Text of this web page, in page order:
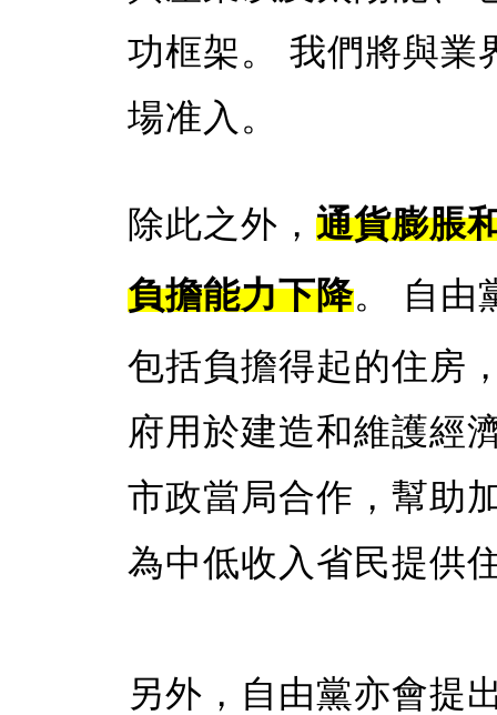
功框架。 我們將與業
場准入。
除此之外， 通貨膨脹
負擔能力下降。 自由
包括負擔得起的住房
府用於建造和維護經
市政當局合作，幫助
為中低收入省民提供
另外，自由黨亦會提